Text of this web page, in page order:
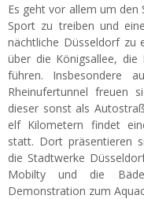
Es geht vor allem um den
Sport zu treiben und
nächtliche Düsseldorf zu
über die Königsallee, die
führen. Insbesondere
Rheinufertunnel freuen
dieser sonst als
elf Kilometern findet
statt. Dort präsentieren
die Stadtwerke
Mobilty und die
Demonstration zum